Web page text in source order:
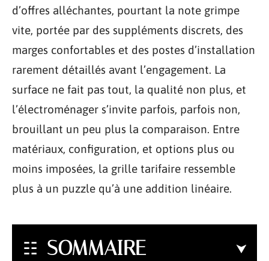
d’offres alléchantes, pourtant la note grimpe
vite, portée par des suppléments discrets, des
marges confortables et des postes d’installation
rarement détaillés avant l’engagement. La
surface ne fait pas tout, la qualité non plus, et
l’électroménager s’invite parfois, parfois non,
brouillant un peu plus la comparaison. Entre
matériaux, configuration, et options plus ou
moins imposées, la grille tarifaire ressemble
plus à un puzzle qu’à une addition linéaire.
SOMMAIRE